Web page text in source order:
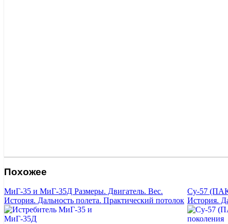
Похожее
МиГ-35 и МиГ-35Д Размеры. Двигатель. Вес.
История. Дальность полета. Практический потолок
Су-57
История.